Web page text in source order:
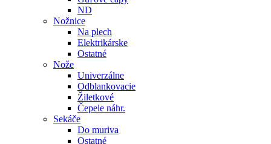
ND
Nožnice
Na plech
Elektrikárske
Ostatné
Nože
Univerzálne
Odblankovacie
Žiletkové
Čepele náhr.
Sekáče
Do muriva
Ostatné